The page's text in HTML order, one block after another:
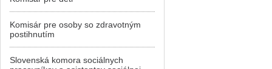
Komisár pre osoby so zdravotným
postihnutím
Slovenská komora sociálnych